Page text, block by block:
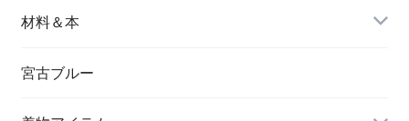
バングル＆ブレスレット
ペンダント
バッグ
材料＆本
宮古ブルー